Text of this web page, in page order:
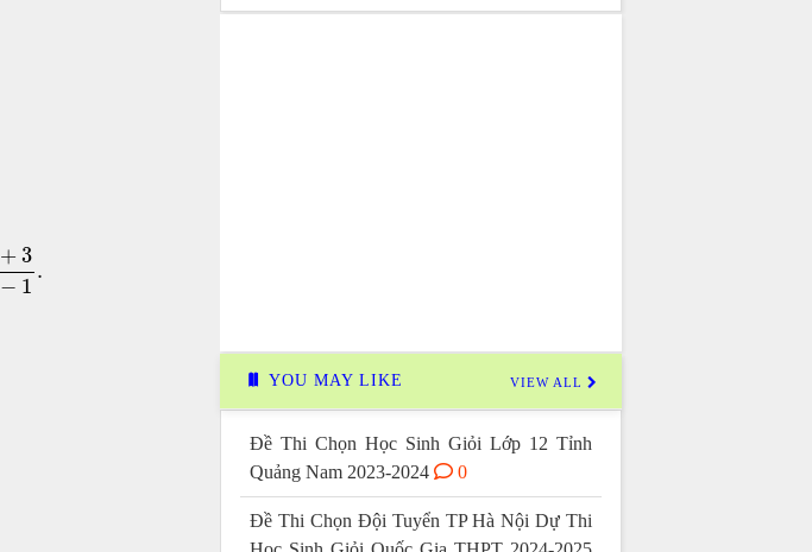
+ 3
− 1
.
YOU MAY LIKE VIEW ALL
Đề Thi Chọn Học Sinh Giỏi Lớp 12 Tỉnh
Quảng Nam 2023-2024
0
Đề Thi Chọn Đội Tuyển TP Hà Nội Dự Thi